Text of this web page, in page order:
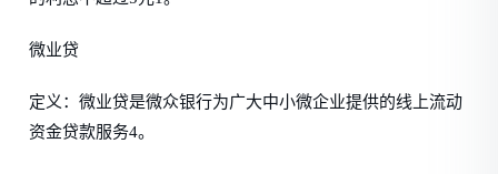
微业贷
定义：微业贷是微众银行为广大中小微企业提供的线上流动
资金贷款服务4。